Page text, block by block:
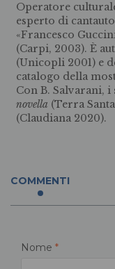
Operatore
esperto di
«Francesco
(Carpi, 2003). È
(Unicopli 2001) e
catalogo della
Con B. Salvarani,
novella (Terra
(Claudiana 2020).
COMMENTI
Nome *